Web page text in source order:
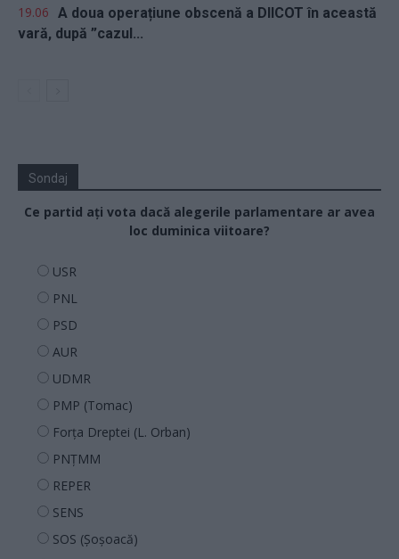
19.06 A doua operațiune obscenă a DIICOT în această
vară, după ”cazul...
Sondaj
Ce partid ați vota dacă alegerile parlamentare ar avea
loc duminica viitoare?
USR
PNL
PSD
AUR
UDMR
PMP (Tomac)
Forța Dreptei (L. Orban)
PNȚMM
REPER
SENS
SOS (Șoșoacă)